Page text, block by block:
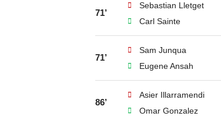
71’
Sebastian Lletget
Carl Sainte
71’
Sam Junqua
Eugene Ansah
86’
Asier Illarramendi
Omar Gonzalez